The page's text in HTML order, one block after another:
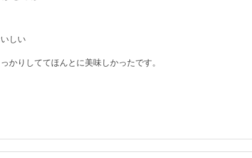
しい
かりしててほんとに美味しかったです。